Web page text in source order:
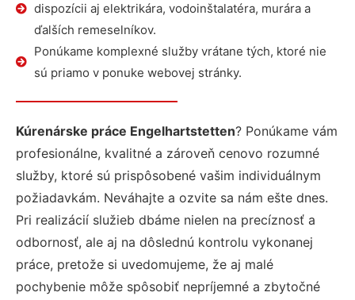
dispozícii aj elektrikára, vodoinštalatéra, murára a
ďalších remeselníkov.
Ponúkame komplexné služby vrátane tých, ktoré nie
sú priamo v ponuke webovej stránky.
Kúrenárske práce Engelhartstetten? Ponúkame vám
profesionálne, kvalitné a zároveň cenovo rozumné
služby, ktoré sú prispôsobené vašim individuálnym
požiadavkám. Neváhajte a ozvite sa nám ešte dnes.
Pri realizácií služieb dbáme nielen na precíznosť a
odbornosť, ale aj na dôslednú kontrolu vykonanej
práce, pretože si uvedomujeme, že aj malé
pochybenie môže spôsobiť nepríjemné a zbytočné